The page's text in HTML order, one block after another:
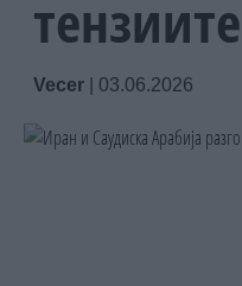
тензиите
Vecer 03.06.2026